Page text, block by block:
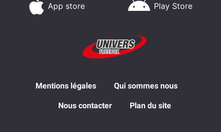
App store Play Store
Mentions légales Qui sommes nous
Nous contacter Plan du site